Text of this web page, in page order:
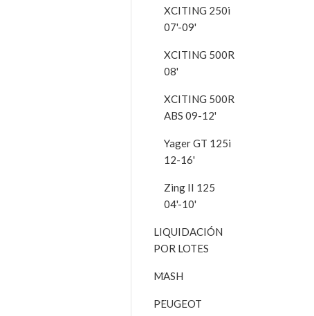
XCITING 250i
07'-09'
XCITING 500R
08'
XCITING 500R
ABS 09-12'
Yager GT 125i
12-16'
Zing II 125
04'-10'
LIQUIDACIÓN
POR LOTES
MASH
PEUGEOT